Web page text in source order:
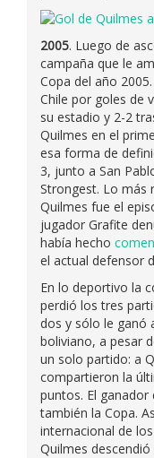
2005. Luego de
campaña que le
Copa del año
Chile por goles de
su estadio y 2-2
Quilmes en el
esa forma de
3, junto a San
Strongest. Lo más
Quilmes fue el
jugador Grafite
había hecho
el actual defensor
En lo deportivo la
perdió los tres
dos y sólo le ganó
boliviano, a pesar
un solo partido: a
compartieron la
puntos. El ganador
también la Copa.
internacional de
Quilmes